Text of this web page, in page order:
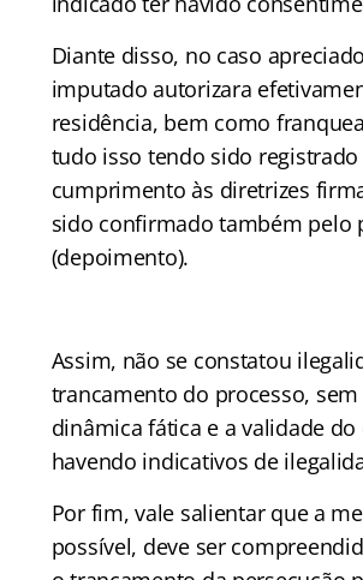
Diante disso, no caso
imputado autorizara
residência, bem como
tudo isso tendo sido
cumprimento às diretrizes
sido confirmado também pelo
(depoimento).
Assim, não se constatou
trancamento do processo,
dinâmica fática e a validade
havendo indicativos de
Por fim, vale salientar que a
possível, deve ser